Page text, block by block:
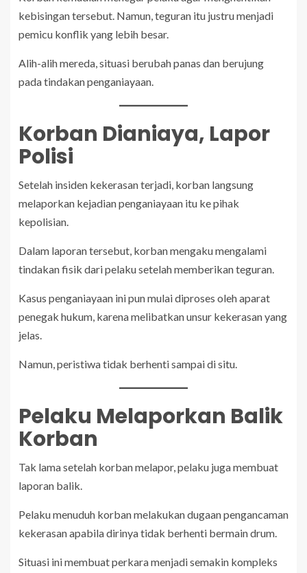
kebisingan tersebut. Namun, teguran itu justru menjadi
pemicu konflik yang lebih besar.
Alih-alih mereda, situasi berubah panas dan berujung
pada tindakan penganiayaan.
Korban Dianiaya, Lapor
Polisi
Setelah insiden kekerasan terjadi, korban langsung
melaporkan kejadian penganiayaan itu ke pihak
kepolisian.
Dalam laporan tersebut, korban mengaku mengalami
tindakan fisik dari pelaku setelah memberikan teguran.
Kasus penganiayaan ini pun mulai diproses oleh aparat
penegak hukum, karena melibatkan unsur kekerasan yang
jelas.
Namun, peristiwa tidak berhenti sampai di situ.
Pelaku Melaporkan Balik
Korban
Tak lama setelah korban melapor, pelaku juga membuat
laporan balik.
Pelaku menuduh korban melakukan dugaan pengancaman
kekerasan apabila dirinya tidak berhenti bermain drum.
Situasi ini membuat perkara menjadi semakin kompleks